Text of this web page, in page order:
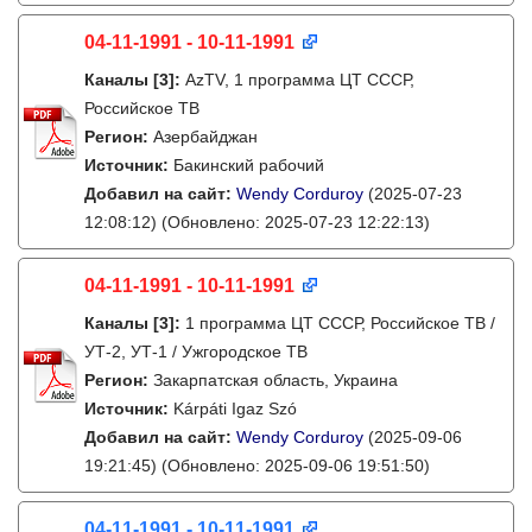
04-11-1991 - 10-11-1991
Каналы [3]: AzTV, 1 программа ЦТ СССР,
Российское ТВ
Регион: Азербайджан
Источник: Бакинский рабочий
Добавил на сайт: Wendy Corduroy (2025-07-23
12:08:12) (Обновлено: 2025-07-23 12:22:13)
04-11-1991 - 10-11-1991
Каналы [3]: 1 программа ЦТ СССР, Российское ТВ /
УТ-2, УТ-1 / Ужгородское ТВ
Регион: Закарпатская область, Украина
Источник: Kárpáti Igaz Szó
Добавил на сайт: Wendy Corduroy (2025-09-06
19:21:45) (Обновлено: 2025-09-06 19:51:50)